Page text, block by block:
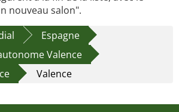
nouveau salon".
Espagne
Valence
Valence